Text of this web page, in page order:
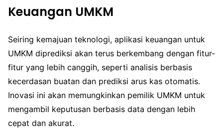
Keuangan UMKM
Seiring kemajuan teknologi, aplikasi keuangan untuk
UMKM diprediksi akan terus berkembang dengan fitur-
fitur yang lebih canggih, seperti analisis berbasis
kecerdasan buatan dan prediksi arus kas otomatis.
Inovasi ini akan memungkinkan pemilik UMKM untuk
mengambil keputusan berbasis data dengan lebih
cepat dan akurat.